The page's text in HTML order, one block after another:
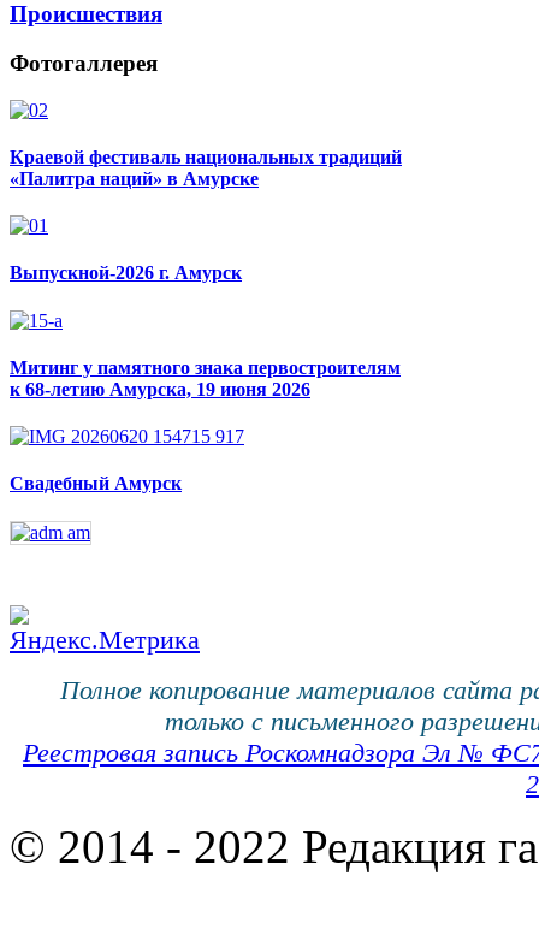
Происшествия
Фотогаллерея
Краевой фестиваль национальных традиций
«Палитра наций» в Амурске
Выпускной-2026 г. Амурск
Митинг у памятного знака первостроителям
к 68-летию Амурска, 19 июня 2026
Свадебный Амурск
Полное копирование материалов сайта
только с письменного
Реестровая запись Роскомнадзора Эл №
© 2014 - 2022 Редакция